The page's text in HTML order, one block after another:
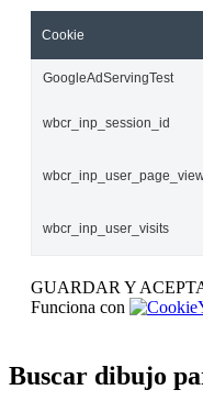
Cookie
GoogleAdServingTest
wbcr_inp_session_id
wbcr_inp_user_visits
GUARDAR Y
Funciona con
Buscar dibujo